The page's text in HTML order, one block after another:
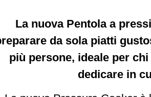
La nuova Pentola a
da sola piatti
più persone, ideale per
dedicare in